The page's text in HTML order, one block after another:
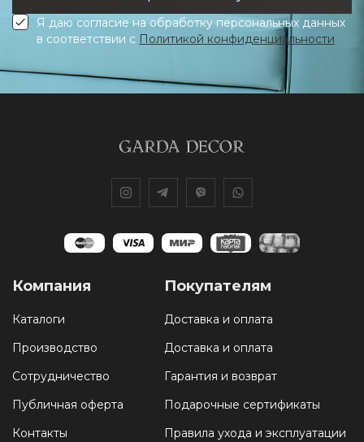
Я даю согласие на обработку персональных данных
в соответствии с Политикой конфиденциальности
Компания
Каталоги
Производство
Сотрудничество
Публичная оферта
Контакты
Покупателям
Доставка и оплата
Доставка и оплата
Гарантия и возврат
Подарочные сертификаты
Правила ухода и эксплуатации